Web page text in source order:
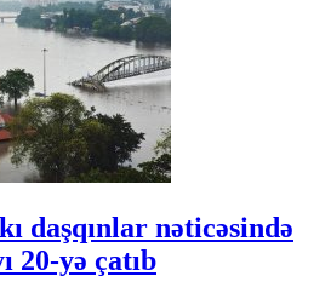
daşqınlar nəticəsində
20-yə çatıb